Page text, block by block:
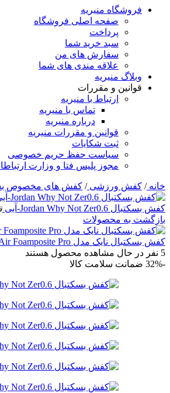
فروشگاه منیریه
صفحه اصلی فروشگاه
پرداخت
سبد خرید شما
سفارش های من
علاقه مندی های شما
وبلاگ منیریه
قوانین و مقررات
ارتباط با منیریه
تماس با منیریه
درباره منیریه
قوانین و مقررات منیریه
ثبت شکایات
سیاست حفظ حریم خصوصی
مجوز پلیس فتا و وزارت
خانه/ کفش ورزشی/ کفش های مخصوص
کفش بسکتبال Jordan Why Not Zer0.6-آبی
بازگشت به محصولات
کفش بسکتبال نایک مدل Air Foamposite Pro
5 نفر در حال مشاهده محصول هستند
-32%
ضمانت سلامت کالا